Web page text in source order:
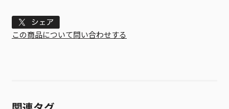
Tweet
この商品について問い合わせする